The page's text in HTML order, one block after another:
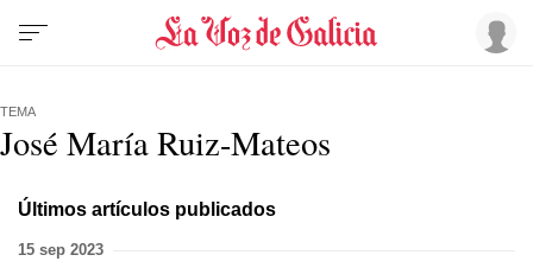
TEMA
José María Ruiz-Mateos
Últimos artículos publicados
15 sep 2023